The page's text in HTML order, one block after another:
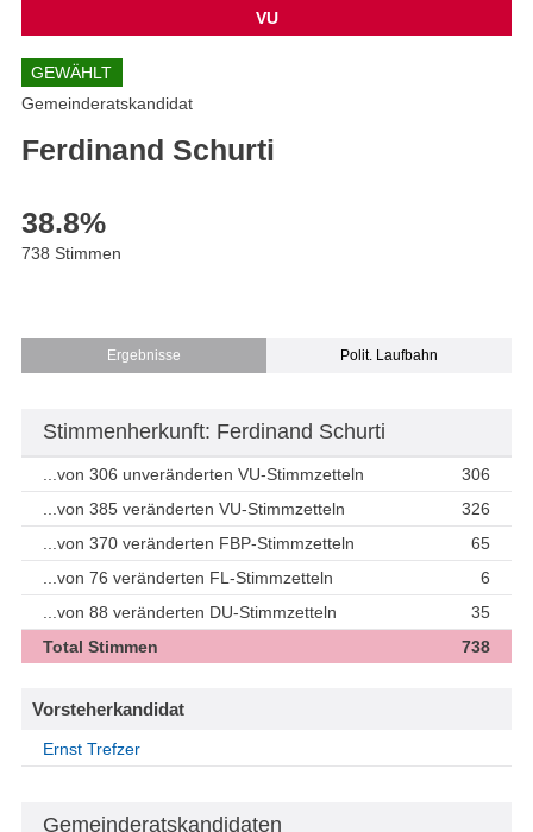
VU
GEWÄHLT
Gemeinderatskandidat
Ferdinand Schurti
38.8%
738 Stimmen
Ergebnisse Polit. Laufbahn
Stimmenherkunft: Ferdinand Schurti
...von 306 unveränderten VU-Stimmzetteln
306
...von 385 veränderten VU-Stimmzetteln
326
...von 370 veränderten FBP-Stimmzetteln
65
...von 76 veränderten FL-Stimmzetteln
6
...von 88 veränderten DU-Stimmzetteln
35
Total Stimmen
738
Vorsteherkandidat
Ernst Trefzer
Gemeinderatskandidaten